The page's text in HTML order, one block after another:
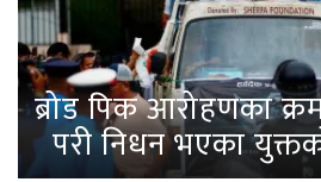
ब्रोड पिक आरोहणका
परी निधन भएका